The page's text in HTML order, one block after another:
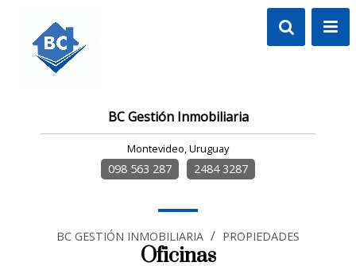
BC Gestión Inmobiliaria
Montevideo, Uruguay
098 563 287 2484 3287
BC GESTIÓN INMOBILIARIA / PROPIEDADES
Oficinas